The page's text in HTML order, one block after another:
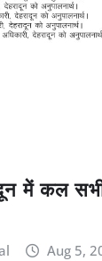
में कल
Aug 5,